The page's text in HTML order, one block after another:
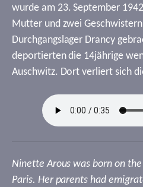
wurde am 23. September
Mutter und zwei
Durchgangslager Drancy
deportierten die 14jährige
Auschwitz. Dort verliert sich
Ninette Arous was born on
Paris. Her parents had